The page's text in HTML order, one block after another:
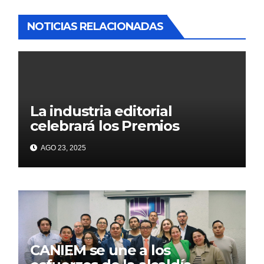
NOTICIAS RELACIONADAS
La industria editorial
celebrará los Premios
CANIEM 2025 el 12 de
noviembre
AGO 23, 2025
CANIEM se une a los